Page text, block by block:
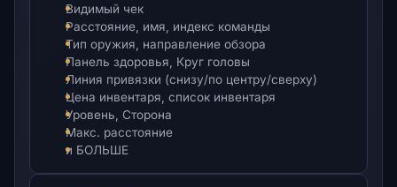
Видимый чек
Расстояние, имя, индекс команды
Тип оружия, направление обзора
Панель здоровья, Круг головы
Линия привязки (снизу/по центру/сверху)
Цена инвентаря, список инвентаря
Уровень, Сторона
Макс. расстояние
и БОЛЬШЕ